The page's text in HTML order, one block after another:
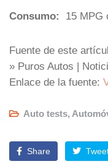
Consumo: 15 MPG
Fuente de este
» Puros Autos |
Enlace de la fuente:
Auto tests,
Share